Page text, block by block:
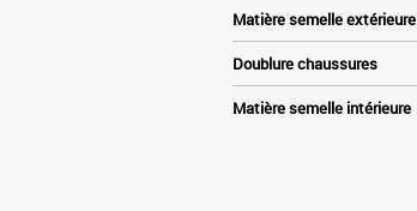
Matière semelle extérieure
Doublure chaussures
Matière semelle intérieure